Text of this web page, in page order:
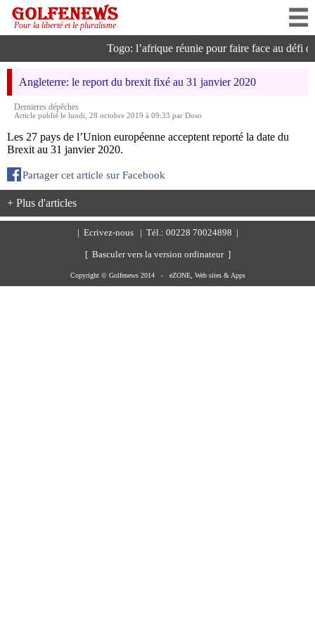
Pour la liberté et le pluralisme
Togo: l’afrique réunie pour faire face au défi
Angleterre: le report du brexit fixé au 31 janvier 2020
Dernieres dépêches
Article publié le lundi, 28 octobre 2019 à 09:33 par Doso
Les 27 pays de l’Union européenne acceptent reporté la date du
Brexit au 31 janvier 2020.
Partager cet article sur Facebook
+ Plus d'articles
Ecrivez-nous | Tél.: 00228 70024898 |
[ Basculer vers la version ordinateur ]
Copyright © Golfenews 2014 - eZONE, Web sites & Apps